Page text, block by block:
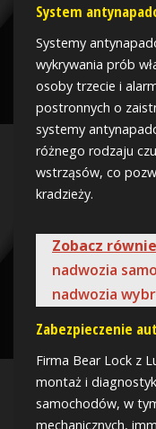
System
Systemy
wykrywania prób
osoby trzecie i
postronnych o
systemy
różnego rodzaju
wstrząsów, co
kradzieży.
Zobacz
nadwozia
nadwozia
Zabezpieczenie
Firma Bear Lock z
montaż i
samochodów, w
mechanicznych,